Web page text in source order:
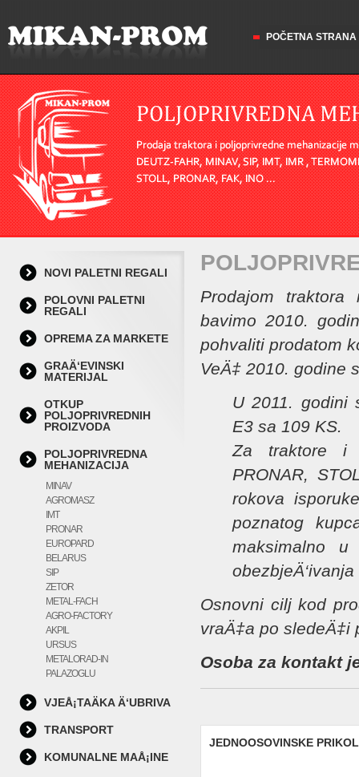
POČETNA STRANA
NOVI PALETNI REGALI
POLOVNI PALETNI
REGALI
OPREMA ZA MARKETE
GRAÄ‘EVINSKI
MATERIJAL
OTKUP
POLJOPRIVREDNIH
PROIZVODA
POLJOPRIVREDNA
MEHANIZACIJA
MINAV
AGROMASZ
IMT
PRONAR
EUROPARD
BELARUS
SIP
ZETOR
METAL-FACH
AGRO-FACTORY
AKPIL
URSUS
METALORAD-IN
PALAZOGLU
VJEÅ¡TAÄKA Ä‘UBRIVA
TRANSPORT
KOMUNALNE MAÅ¡INE
Prodajom traktora
bavimo 2010.
pohvaliti prodatom
VeÄ‡ 2010. godine
U 2011. godini
E3 sa 109 KS.
Za traktore i
PRONAR,
rokova
poznatog
maksimalno
Osnovni cilj kod
vraÄ‡a po sledeÄ‡i
Osoba za kontakt
JEDNOOSOVINSKE